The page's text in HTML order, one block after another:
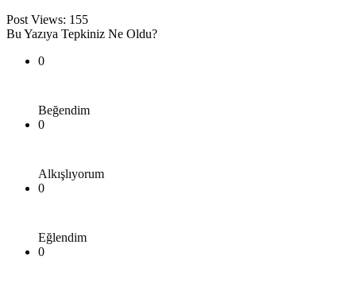
Post Views: 155
Bu Yazıya Tepkiniz Ne Oldu?
0
Beğendim
0
Alkışlıyorum
0
Eğlendim
0